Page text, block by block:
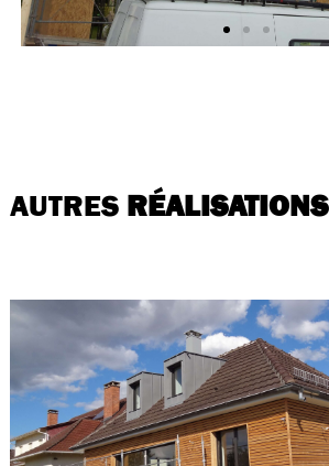
AUTRES RÉALISATIONS